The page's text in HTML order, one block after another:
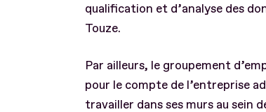
qualification et d’analyse des
Touze.
Par ailleurs, le groupement
pour le compte de l’entreprise
travailler dans ses murs au sein